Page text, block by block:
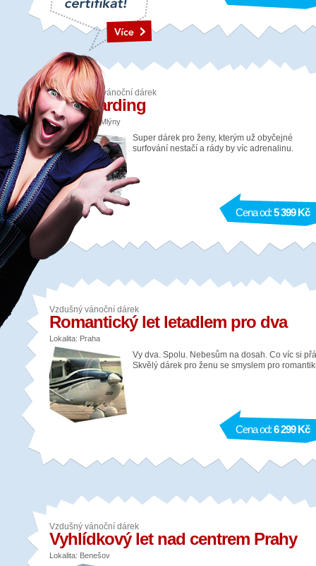
Adrenalinový vánoční dárek
Kiteboarding
Lokalita: Nové Mlýny
Super dárek pro ženy, kterým už obyčejné
surfování nestačí a rády by víc adrenalinu.
Cena od:5 399 Kč
Vzdušný vánoční dárek
Romantický let letadlem pro dva
Lokalita: Praha
Vy dva. Spolu. Nebesům na dosah. Co víc si
Skvělý dárek pro ženu se smyslem pro
Cena od:6 299 Kč
Vzdušný vánoční dárek
Vyhlídkový let nad centrem Prahy
Lokalita: Benešov